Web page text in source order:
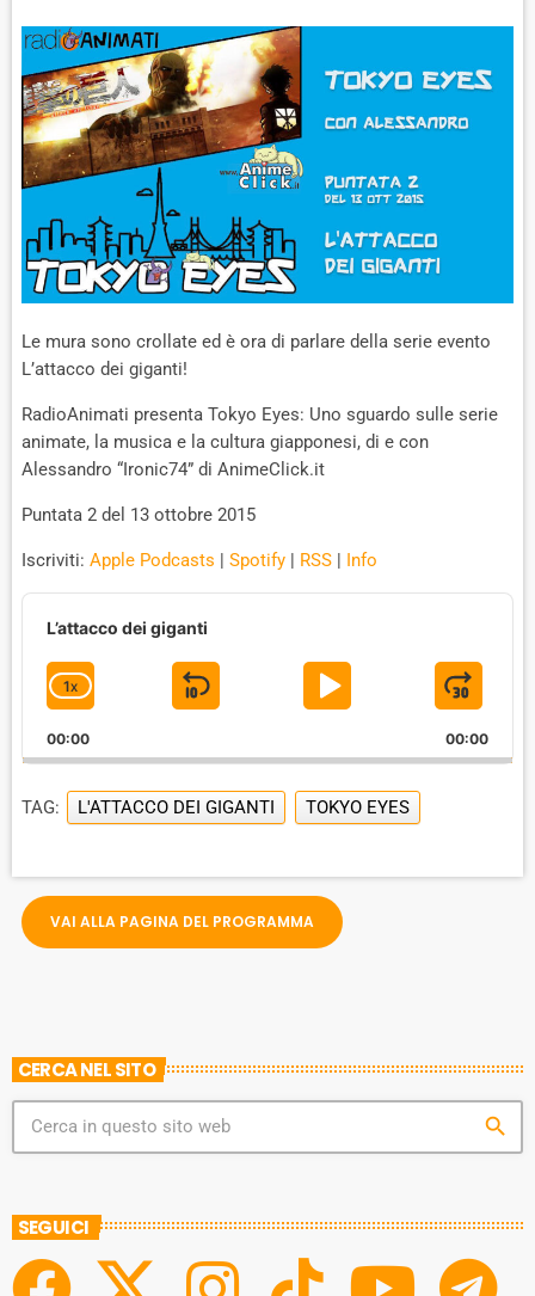
A
T
E
D
Le mura sono crollate ed è ora di parlare della serie evento
L’attacco dei giganti!
RadioAnimati presenta Tokyo Eyes: Uno sguardo sulle serie
animate, la musica e la cultura giapponesi, di e con
Alessandro “Ironic74” di AnimeClick.it
Puntata 2 del 13 ottobre 2015
Iscriviti: Apple Podcasts | Spotify | RSS | Info
A
a
e
L’attacco dei giganti
C
A
N
G
E
A
Y
B
A
T
E
1X
S
I
P
B
A
C
K
D
P
A
Y
P
A
U
S
J
U
M
O
00:00 00:00
TAG: L'ATTACCO DEI GIGANTI TOKYO EYES
VAI ALLA PAGINA DEL PROGRAMMA
CERCA NEL SITO
search
SEGUICI